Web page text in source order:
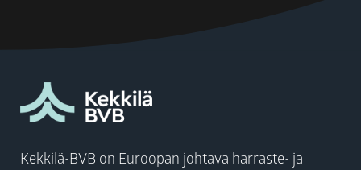
Kekkilä-BVB on Euroopan johtava harraste- ja